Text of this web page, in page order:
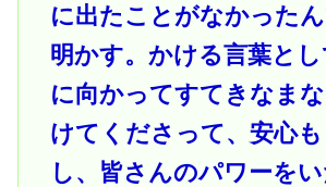
に出たことがなかった
明かす。かける言葉と
に向かってすてきなま
けてくださって、安心
し、皆さんのパワーを